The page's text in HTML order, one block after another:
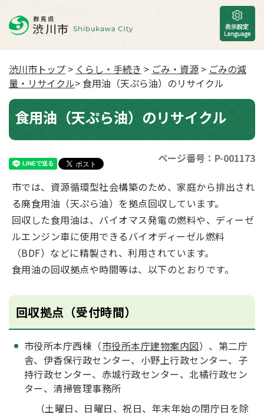
渋川市トップ > くらし・手続き > ごみ・資源 > ごみの減
量・リサイクル> 食用油（天ぷら油）のリサイクル
食用油（天ぷら油）のリサイクル
ページ番号：P-001173
市では、資源循環型社会構築のため、家庭から排出され
る廃食用油（天ぷら油）を拠点回収しています。
回収した食用油は、バイオマス発電の燃料や、ディーゼ
ルエンジン車に使用できるバイオディーゼル燃料
（BDF）などに精製され、利用されています。
食用油の回収拠点や時間等は、以下のとおりです。
回収拠点（受付時間）
市役所本庁西棟（市役所本庁建物案内図）、第二庁
舎、伊香保行政センター、小野上行政センター、子
持行政センター、赤城行政センター、北橘行政セン
ター、清掃管理事務所
（土曜日、日曜日、祝日、年末年始の閉庁日を除